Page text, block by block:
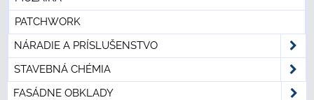
PATCHWORK
NÁRADIE A PRÍSLUŠENSTVO
STAVEBNÁ CHÉMIA
FASÁDNE OBKLADY